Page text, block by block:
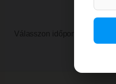
Válasszon időpontot és